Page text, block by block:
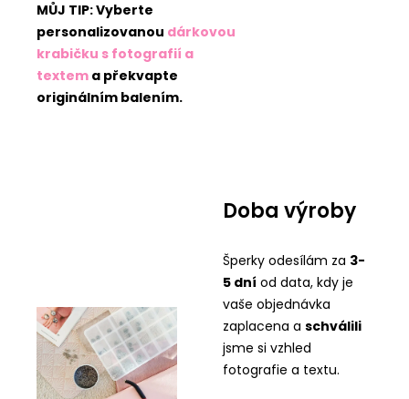
MŮJ TIP: Vyberte
personalizovanou dárkovou
krabičku s fotografií a
textem a překvapte
originálním balením.
Doba výroby
Šperky odesílám za 3-
5 dní od data, kdy je
vaše objednávka
zaplacena a schválili
jsme si vzhled
fotografie a textu.